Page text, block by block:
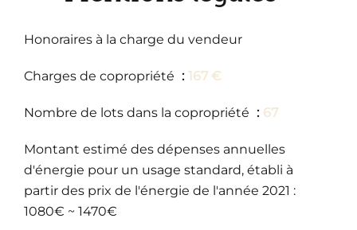
Honoraires à la charge du vendeur
Charges de copropriété 167 €
Nombre de lots dans la copropriété 67
Montant estimé des dépenses annuelles
d'énergie pour un usage standard, établi à
partir des prix de l'énergie de l'année 2021 :
1080€ ~ 1470€